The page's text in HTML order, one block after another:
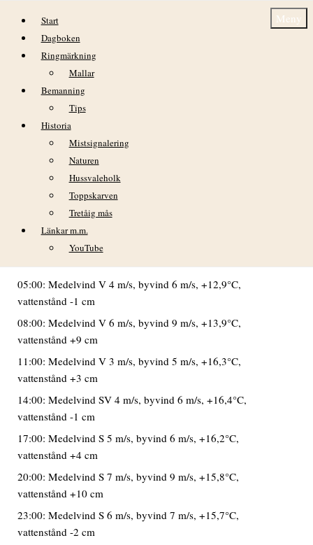
Hoppa till innehåll Meny
Start
Dagboken
Ringmärkning
Mallar
Bemanning
Tips
Historia
Mistsignalering
Naturen
Hussvaleholk
Toppskarven
Tretåig mås
Länkar m.m.
YouTube
Lördagen 1 augusti
VÄDER
Växlande molnighet och alltjämt västliga vindar på fm. Fram
02:00: Medelvind SV 5 m/s, byvind 7 m/s, +13,2°C,
05:00: Medelvind V 4 m/s, byvind 6 m/s, +12,9°C,
vattenstånd -1 cm
08:00: Medelvind V 6 m/s, byvind 9 m/s, +13,9°C,
vattenstånd +9 cm
11:00: Medelvind V 3 m/s, byvind 5 m/s, +16,3°C,
vattenstånd +3 cm
14:00: Medelvind SV 4 m/s, byvind 6 m/s, +16,4°C,
vattenstånd -1 cm
17:00: Medelvind S 5 m/s, byvind 6 m/s, +16,2°C,
vattenstånd +4 cm
20:00: Medelvind S 7 m/s, byvind 9 m/s, +15,8°C,
vattenstånd +10 cm
23:00: Medelvind S 6 m/s, byvind 7 m/s, +15,7°C,
vattenstånd -2 cm